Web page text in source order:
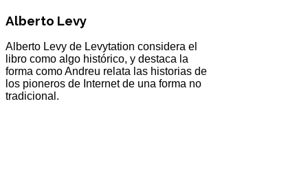
Alberto Levy
Alberto Levy de Levytation considera el
libro como algo histórico, y destaca la
forma como Andreu relata las historias de
los pioneros de Internet de una forma no
tradicional.